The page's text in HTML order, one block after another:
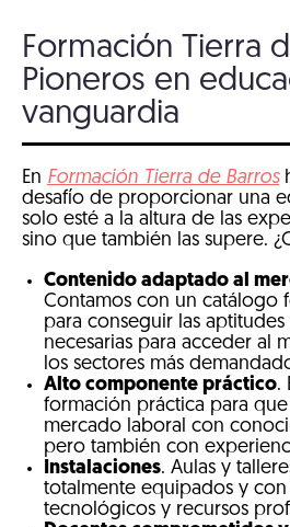
Formación Tierra
Pioneros en
vanguardia
En Formación Tierra de Barros
desafío de proporcionar una
solo esté a la altura de las
sino que también las supere.
Contenido adaptado al
Contamos con un catálogo
para conseguir las
necesarias para acceder al
los sectores más
Alto componente práctico.
formación práctica para que
mercado laboral con
pero también con
Instalaciones. Aulas y
totalmente equipados y
tecnológicos y recursos